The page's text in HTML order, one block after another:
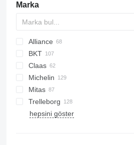
Marka
Alliance
UX
BKT
International
MXM
MXU
Puma
432
906
907
908
GP
Claas
Ares
Atles
Lexion
Scorpion
MPT
SP
Cargo
F-series
Vario
3600
4000
4600
4610
531
541
550
3200
3400
3800
270
300
520
KT
MT
135
5445
7619
7620
X-series
Michelin
Mitas
SK
T-series
W+
TM
Ares
Rubin
TR
Trelleborg
S-series
TH
hepsini göster